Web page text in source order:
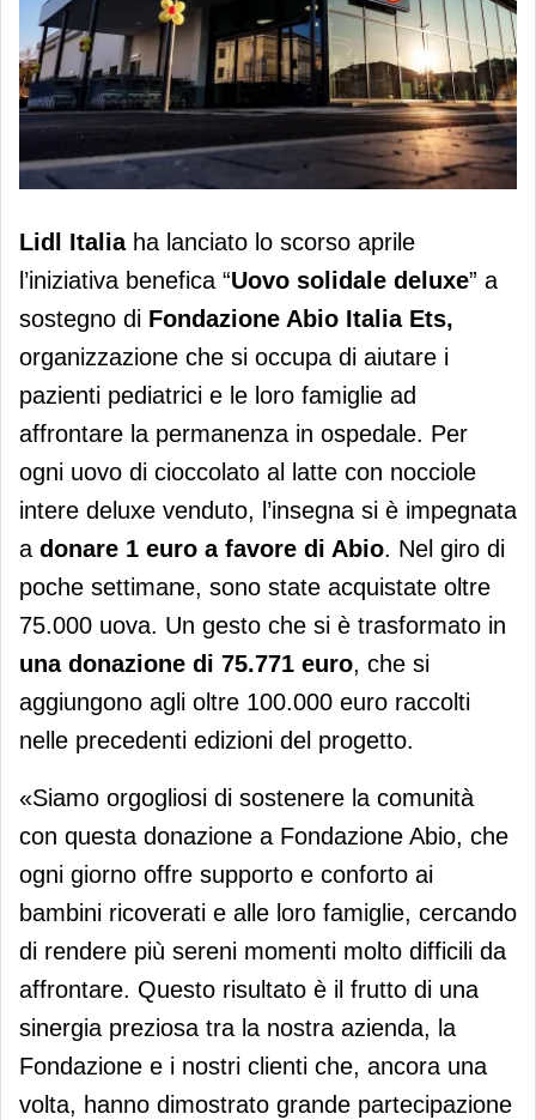
Lidl dona oltre 75.000 euro a
Lidl Italiaha lanciato lo scorso aprile
l’iniziativa benefica “Uovo solidale deluxe” a
sostegno di Fondazione Abio Italia Ets,
organizzazione che si occupa di aiutare i
pazienti pediatrici e le loro famiglie ad
affrontare la permanenza in ospedale. Per
ogni uovo di cioccolato al latte con nocciole
intere deluxe venduto, l’insegna si è impegnata
a donare 1 euro a favore di Abio. Nel giro di
poche settimane, sono state acquistate oltre
75.000 uova. Un gesto che si è trasformato in
una donazione di 75.771 euro, che si
aggiungono agli oltre 100.000 euro raccolti
nelle precedenti edizioni del progetto.
«Siamo orgogliosi di sostenere la comunità
con questa donazione a Fondazione Abio, che
ogni giorno offre supporto e conforto ai
bambini ricoverati e alle loro famiglie, cercando
di rendere più sereni momenti molto difficili da
affrontare. Questo risultato è il frutto di una
sinergia preziosa tra la nostra azienda, la
Fondazione e i nostri clienti che, ancora una
volta, hanno dimostrato grande partecipazione